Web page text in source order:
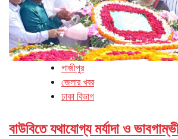
গাজীপুর
জেলার খবর
ঢাকা বিভাগ
বাউবিতে যথাযোগ্য মর্যাদা ও